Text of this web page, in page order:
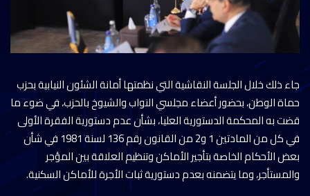
جاء ذلك خلال الجلسة النقاشية التي نظمتها أمانة الشئون النيابية بحزب
حماة الوطن، بحضور أعضاء مجلسي النواب والشيوخ بالحزب، في ضوء ما
قضت به المحكمة الدستورية العليا، بشأن عدم دستورية الفقرة الأولى
في كل من المادتين 1 و2 من القانون رقم 136 لسنة 1981 في شأن
بعض الأحكام الخاصة بتأجير الأماكن وتنظيم العلاقة بين المؤجر
والمستأجر، وما يتضمنه بعدم دستورية ثبات الأجرة للأماكن السكنية.